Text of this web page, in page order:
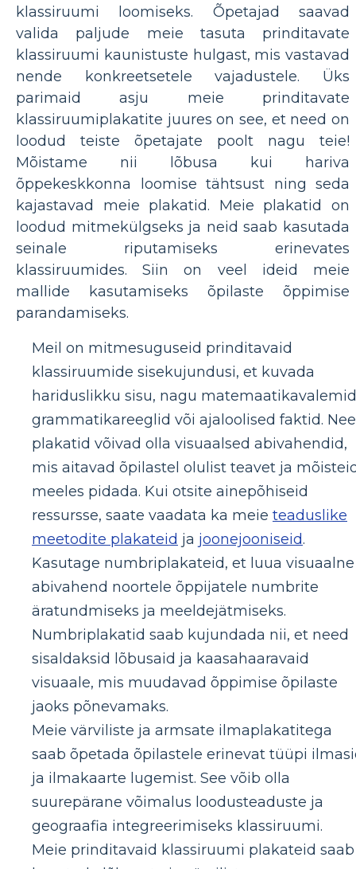
klassiruumi loomiseks. Õpetajad saavad
valida paljude meie tasuta prinditavate
klassiruumi kaunistuste hulgast, mis vastavad
nende konkreetsetele vajadustele. Üks
parimaid asju meie prinditavate
klassiruumiplakatite juures on see, et need on
loodud teiste õpetajate poolt nagu teie!
Mõistame nii lõbusa kui hariva
õppekeskkonna loomise tähtsust ning seda
kajastavad meie plakatid. Meie plakatid on
loodud mitmekülgseks ja neid saab kasutada
seinale riputamiseks erinevates
klassiruumides. Siin on veel ideid meie
mallide kasutamiseks õpilaste õppimise
parandamiseks.
Meil on mitmesuguseid prinditavaid
klassiruumide sisekujundusi, et kuvada
hariduslikku sisu, nagu
grammatikareeglid või ajaloolised faktid.
plakatid võivad olla visuaalsed abivahendid,
mis aitavad õpilastel olulist teavet ja
meeles pidada. Kui otsite ainepõhiseid
ressursse, saate vaadata ka meie teaduslike
meetodite plakateid ja joonejooniseid.
Kasutage numbriplakateid, et luua visuaalne
abivahend noortele õppijatele numbrite
äratundmiseks ja meeldejätmiseks.
Numbriplakatid saab kujundada nii, et need
sisaldaksid lõbusaid ja kaasahaaravaid
visuaale, mis muudavad õppimise õpilaste
jaoks põnevamaks.
Meie värviliste ja armsate ilmaplakatitega
saab õpetada õpilastele erinevat tüüpi
ja ilmakaarte lugemist. See võib olla
suurepärane võimalus loodusteaduste ja
geograafia integreerimiseks klassiruumi.
Meie prinditavaid klassiruumi plakateid saab